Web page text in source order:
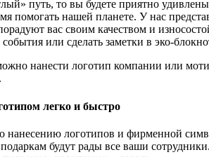
путь, то вы будете приятно
нашей планете. У нас
вас своим качеством и
или сделать заметки в эко-
нанести логотип компании или
легко и быстро
нанесению логотипов и фирменной
будут рады все ваши